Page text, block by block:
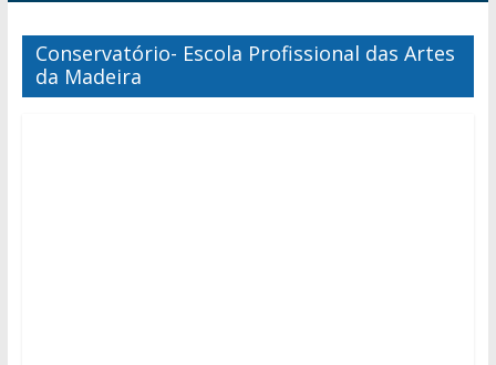
Conservatório- Escola Profissional das Artes
da Madeira